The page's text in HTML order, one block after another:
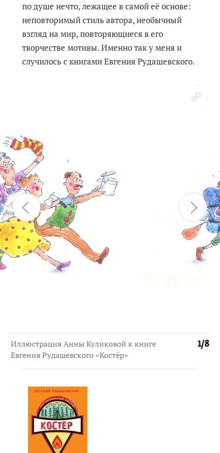
по душе нечто, лежащее в самой её основе:
неповторимый стиль автора, необычный
взгляд на мир, повторяющиеся в его
творчестве мотивы. Именно так у меня и
случилось с книгами Евгения Рудашевского.
1/8
Иллюстрация Анны Куликовой к книге
Евгения Рудашевского «Костёр»